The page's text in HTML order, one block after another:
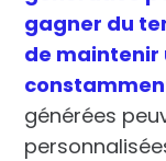
gagner du
de maintenir
générées